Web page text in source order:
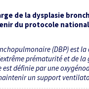
de la dysplasie
du protocole
(DBP) est
prématurité et de la
définie par une
un support